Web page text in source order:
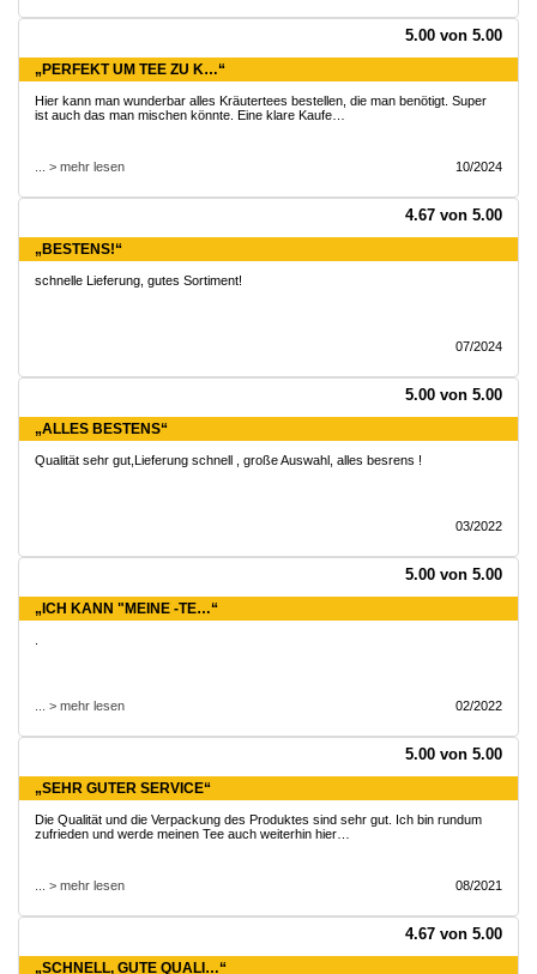
5.00 von 5.00
„PERFEKT UM TEE ZU K…“
Hier kann man wunderbar alles Kräutertees bestellen, die man benötigt. Super
ist auch das man mischen könnte. Eine klare Kaufe…
... > mehr lesen 10/2024
4.67 von 5.00
„BESTENS!“
schnelle Lieferung, gutes Sortiment!
07/2024
5.00 von 5.00
„ALLES BESTENS“
Qualität sehr gut,Lieferung schnell , große Auswahl, alles besrens !
03/2022
5.00 von 5.00
„ICH KANN "MEINE -TE…“
... > mehr lesen 02/2022
5.00 von 5.00
„SEHR GUTER SERVICE“
Die Qualität und die Verpackung des Produktes sind sehr gut. Ich bin rundum
zufrieden und werde meinen Tee auch weiterhin hier…
... > mehr lesen 08/2021
4.67 von 5.00
„SCHNELL, GUTE QUALI…“